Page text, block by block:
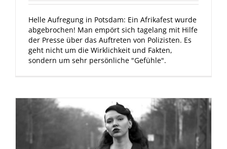
Helle Aufregung in Potsdam: Ein Afrikafest wurde
abgebrochen! Man empört sich tagelang mit Hilfe
der Presse über das Auftreten von Polizisten. Es
geht nicht um die Wirklichkeit und Fakten,
sondern um sehr persönliche "Gefühle".